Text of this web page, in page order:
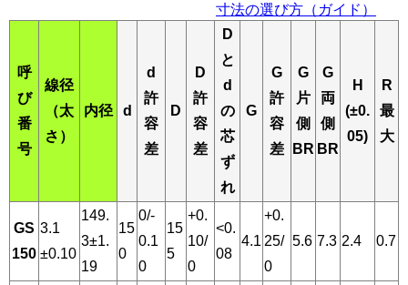
寸法の選び方（ガイド）
呼
び
番
号
線径
（太
さ）
内径 d
d
許
容
差
D
D
許
容
差
D
と
d
の
芯
ず
れ
G
G
許
容
差
G
片
側
BR
G
両
側
BR
H
(±0.
05)
R
最
大
GS
150
3.1
±0.10
149.
3±1.
19
15
0
0/-
0.1
0
15
5
+0.
10/
0
<0.
08
4.1
+0.
25/
0
5.6 7.3 2.4 0.7